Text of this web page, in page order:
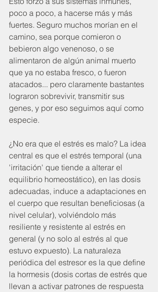
poco a poco, a hacerse más y más
fuertes. Seguro muchos morían en el
camino, sea porque comieron o
bebieron algo venenoso, o se
alimentaron de algún animal muerto
que ya no estaba fresco, o fueron
atacados... pero claramente bastantes
lograron sobrevivir, transmitir sus
genes, y por eso seguimos aquí como
especie.
¿No era que el estrés es malo? La idea
central es que el estrés temporal (una
'irritación' que tiende a alterar el
equilibrio homeostático), en las dosis
adecuadas, induce a adaptaciones en
el cuerpo que resultan beneficiosas (a
nivel celular), volviéndolo más
resiliente y resistente al estrés en
general (y no solo al estrés al que
estuvo expuesto). La naturaleza
periódica del estresor es la que define
la hormesis (dosis cortas de estrés que
llevan a activar patrones de respuesta